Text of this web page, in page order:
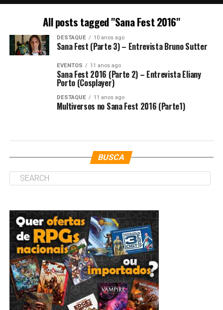
All posts tagged "Sana Fest 2016"
DESTAQUE 10 anos ago
Sana Fest (Parte 3) – Entrevista Bruno Sutter
EVENTOS 11 anos ago
Sana Fest 2016 (Parte 2) – Entrevista Eliany
Porto (Cosplayer)
DESTAQUE 11 anos ago
Multiversos no Sana Fest 2016 (Parte1)
BUSCA